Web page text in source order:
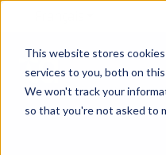
This website stores
services to you, both on
We won't track your
so that you're not asked to